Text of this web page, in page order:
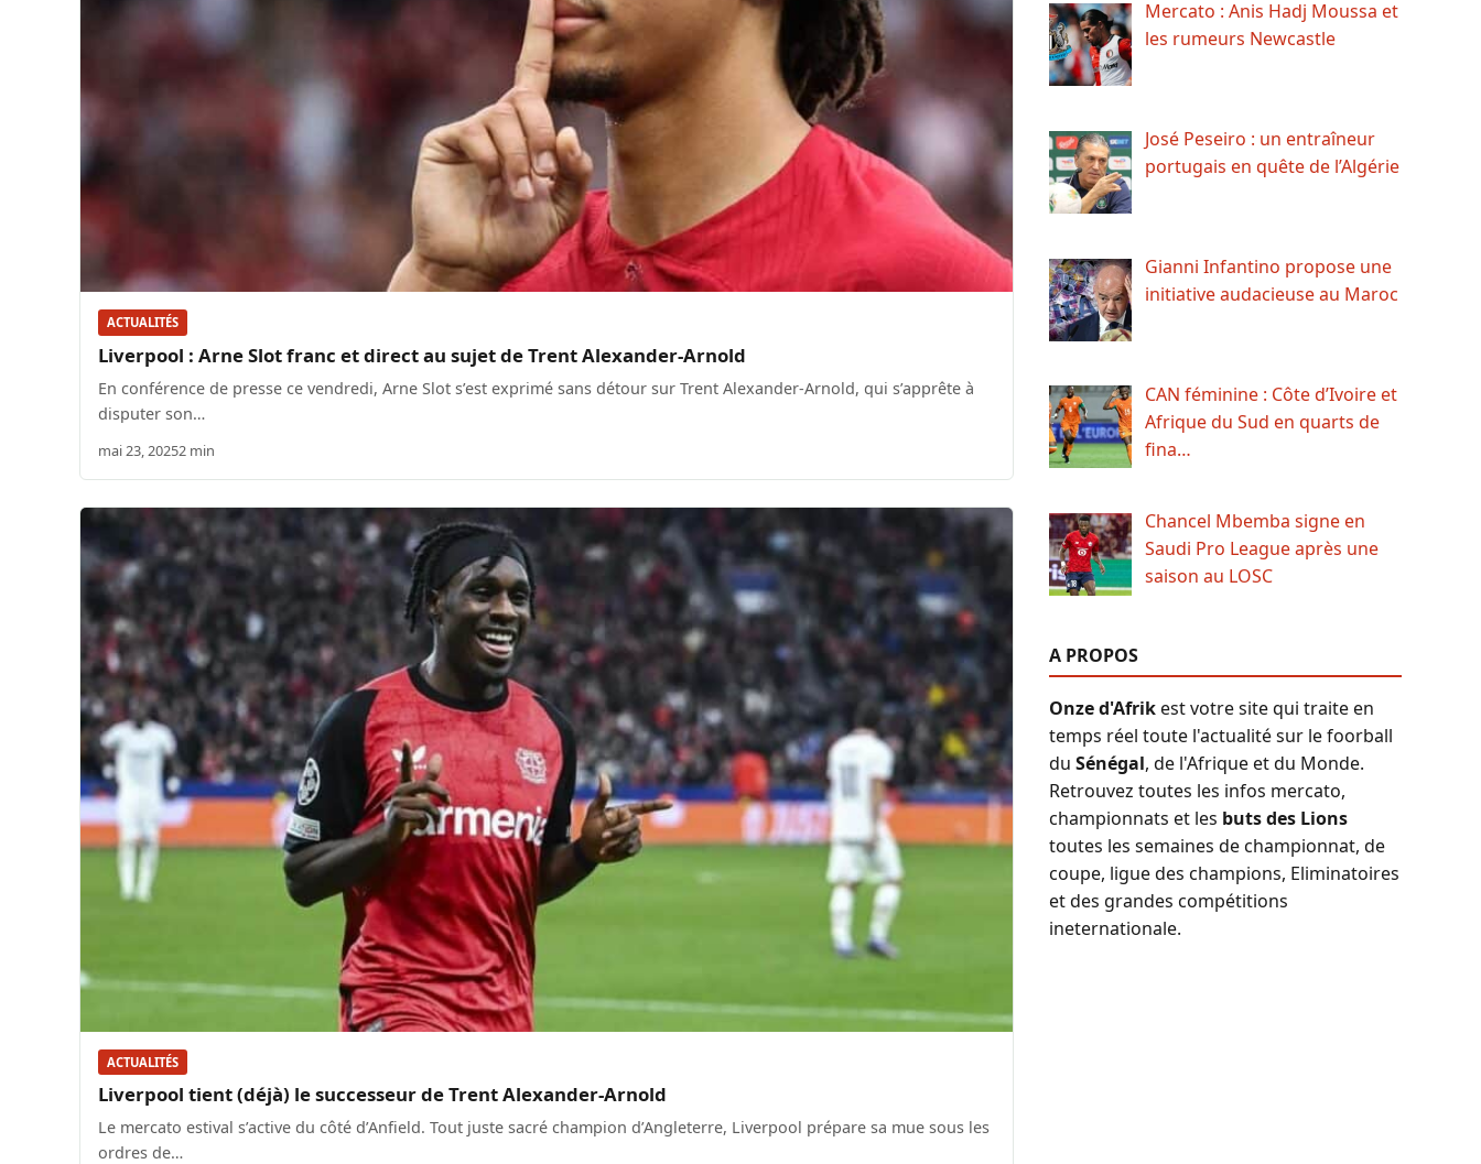
ACTUALITÉS
Liverpool : Arne Slot franc et direct au sujet de Trent Alexander-Arnold
En conférence de presse ce vendredi, Arne Slot s’est exprimé sans détour sur Trent Alexander-Arnold, qui s’apprête à
disputer son…
mai 23, 20252 min
ACTUALITÉS
Liverpool tient (déjà) le successeur de Trent Alexander-Arnold
Le mercato estival s’active du côté d’Anfield. Tout juste sacré champion d’Angleterre, Liverpool prépare sa mue sous les
ordres de…
Mercato : Anis Hadj Moussa et
les rumeurs Newcastle
José Peseiro : un entraîneur
portugais en quête de l’Algérie
Gianni Infantino propose une
initiative audacieuse au Maroc
CAN féminine : Côte d’Ivoire et
Afrique du Sud en quarts de
fina…
Chancel Mbemba signe en
Saudi Pro League après une
saison au LOSC
A PROPOS
Onze d'Afrikest votre site qui traite en
temps réel toute l'actualité sur le foorball
du Sénégal, de l'Afrique et du Monde.
Retrouvez toutes les infos mercato,
championnats et les buts des Lions
toutes les semaines de championnat, de
coupe, ligue des champions, Eliminatoires
et des grandes compétitions
ineternationale.